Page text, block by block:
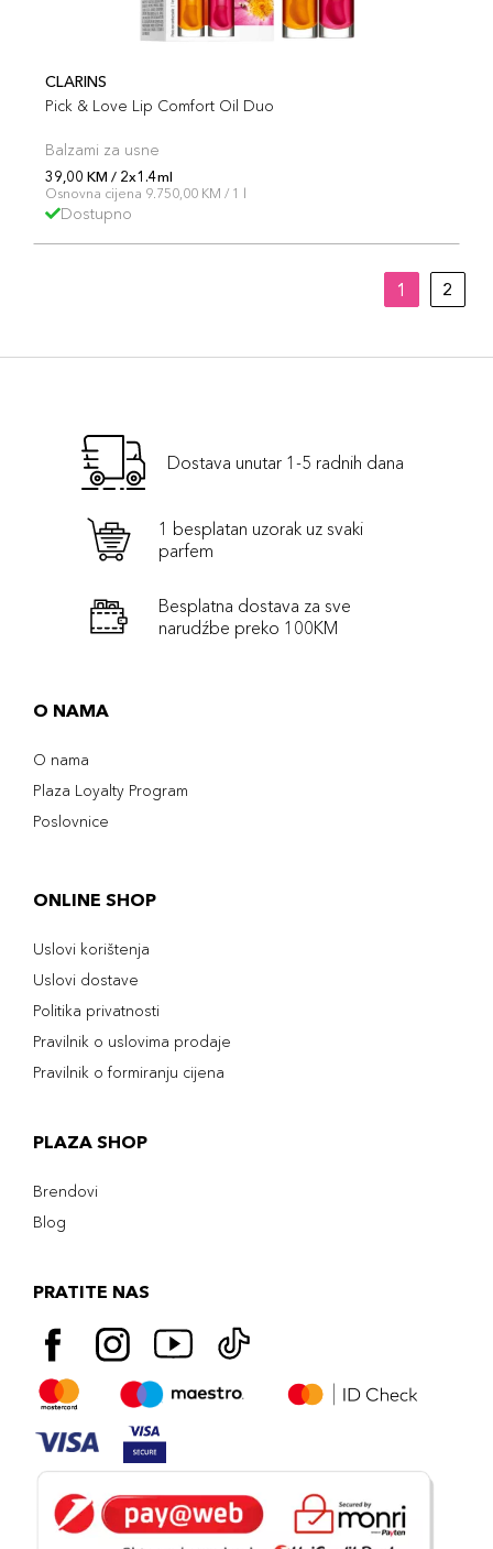
CLARINS
Pick & Love Lip Comfort Oil Duo
Balzami za usne
39,00 KM / 2x1.4ml
Osnovna cijena 9.750,00 KM / 1 l
Dostupno
1 2
Dostava unutar 1-5 radnih dana
1 besplatan uzorak uz svaki
parfem
Besplatna dostava za sve
narudźbe preko 100KM
O NAMA
O nama
Plaza Loyalty Program
Poslovnice
ONLINE SHOP
Uslovi korištenja
Uslovi dostave
Politika privatnosti
Pravilnik o uslovima prodaje
Pravilnik o formiranju cijena
PLAZA SHOP
Brendovi
Blog
PRATITE NAS